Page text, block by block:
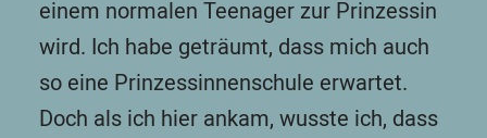
einem normalen Teenager zur Prinzessin
wird. Ich habe geträumt, dass mich auch
so eine Prinzessinnenschule erwartet.
Doch als ich hier ankam, wusste ich, dass